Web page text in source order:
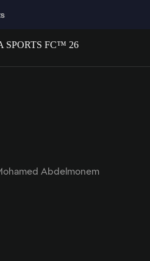
Abdelmonem